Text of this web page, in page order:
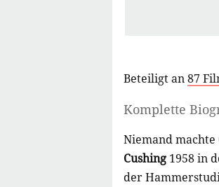
Beteiligt an87
Komplette
Niemand machte
Cushing 1958 in
der